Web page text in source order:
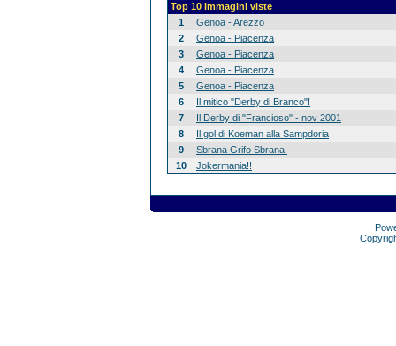
Top 10 immagini viste
1
Genoa - Arezzo
2
Genoa - Piacenza
3
Genoa - Piacenza
4
Genoa - Piacenza
5
Genoa - Piacenza
6
Il mitico "Derby di Branco"!
7
Il Derby di "Francioso" - nov 2001
8
Il gol di Koeman alla Sampdoria
9
Sbrana Grifo Sbrana!
10
Jokermania!!